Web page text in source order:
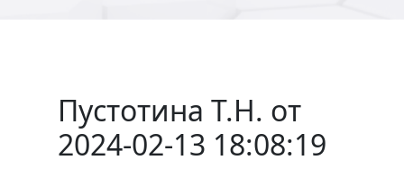
Пустотина Т.Н. от
2024-02-13 18:08:19